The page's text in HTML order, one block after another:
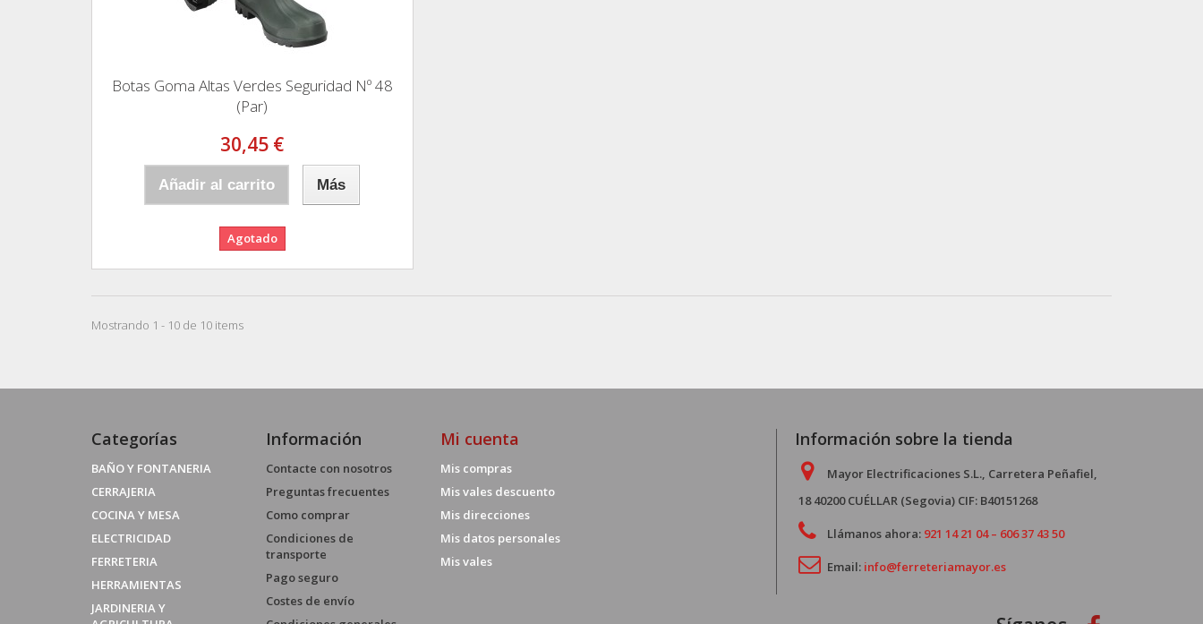
Botas Goma Altas Verdes Seguridad Nº 48
(Par)
30,45 €
Añadir al carrito Más
Agotado
Mostrando 1 - 10 de 10 items
Categorías
BAÑO Y FONTANERIA
CERRAJERIA
COCINA Y MESA
ELECTRICIDAD
FERRETERIA
HERRAMIENTAS
JARDINERIA Y
Información
Contacte con nosotros
Preguntas frecuentes
Como comprar
Condiciones de
transporte
Pago seguro
Costes de envío
Mi cuenta
Mis compras
Mis vales descuento
Mis direcciones
Mis datos personales
Mis vales
Información sobre la tienda
Mayor Electrificaciones S.L., Carretera Peñafiel,
18 40200 CUÉLLAR (Segovia) CIF: B40151268
Llámanos ahora: 921 14 21 04 – 606 37 43 50
Email: info@ferreteriamayor.es